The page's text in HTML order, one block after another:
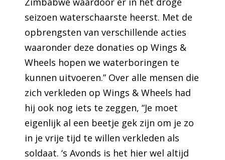
seizoen waterschaarste heerst. Met de
opbrengsten van verschillende acties
waaronder deze donaties op Wings &
Wheels hopen we waterboringen te
kunnen uitvoeren.” Over alle mensen die
zich verkleden op Wings & Wheels had
hij ook nog iets te zeggen, “Je moet
eigenlijk al een beetje gek zijn om je zo
in je vrije tijd te willen verkleden als
soldaat. ‘s Avonds is het hier wel altijd